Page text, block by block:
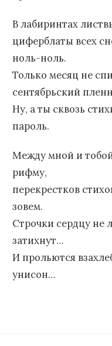
В лабиринтах
циферблаты всех
ноль-ноль.
Только месяц не
сентябрьский
Ну, а ты сквозь
пароль.
Между мной и
рифму,
перекрестков
зовем.
Строчки сердцу не
затихнут…
И прольются
унисон…